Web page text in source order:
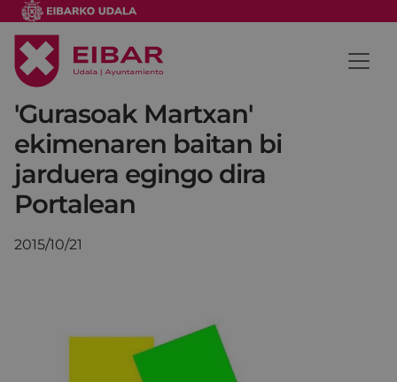
'Gurasoak Martxan'
ekimenaren baitan bi
jarduera egingo dira
Portalean
2015/10/21